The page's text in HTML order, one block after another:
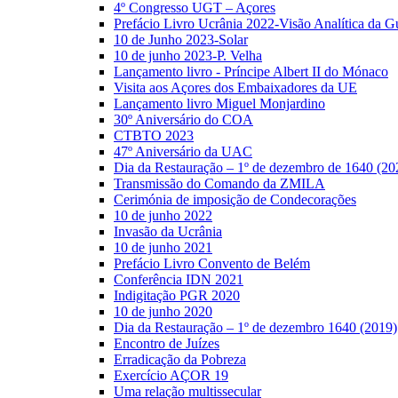
4º Congresso UGT – Açores
Prefácio Livro Ucrânia 2022-Visão Analítica da
10 de Junho 2023-Solar
10 de junho 2023-P. Velha
Lançamento livro - Príncipe Albert II do Mónaco
Visita aos Açores dos Embaixadores da UE
Lançamento livro Miguel Monjardino
30º Aniversário do COA
CTBTO 2023
47º Aniversário da UAC
Dia da Restauração – 1º de dezembro de 1640
Transmissão do Comando da ZMILA
Cerimónia de imposição de Condecorações
10 de junho 2022
Invasão da Ucrânia
10 de junho 2021
Prefácio Livro Convento de Belém
Conferência IDN 2021
Indigitação PGR 2020
10 de junho 2020
Dia da Restauração – 1º de dezembro 1640 (2019)
Encontro de Juízes
Erradicação da Pobreza
Exercício AÇOR 19
Uma relação multissecular